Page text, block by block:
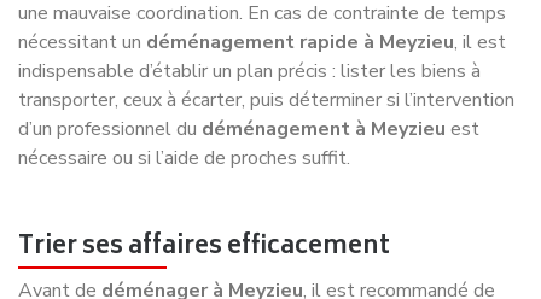
À l’inverse, un devis fiable pourdéménager à Meyzieuest
détaillé, transparent et contractuel. Il précise les
conditions d’intervention, les assurances, les délais et les
modalités de paiement.
expérimenté
Faire appel à une entreprise connaissant parfaitement